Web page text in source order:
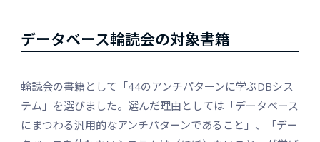
データベース輪読会の対象書籍
輪読会の書籍として「44のアンチパターンに学ぶDBシス
テム」を選びました。選んだ理由としては「データベース
にまつわる汎用的なアンチパターンであること」、「デー